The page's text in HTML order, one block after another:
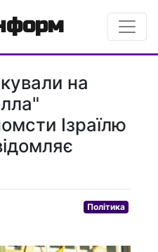
на
Ізраїлю
Політика